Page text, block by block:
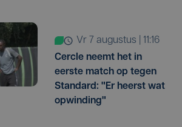
vr 7 augustus | 11:16
Cercle neemt het in
eerste match op tegen
Standard: "Er heerst wat
opwinding"